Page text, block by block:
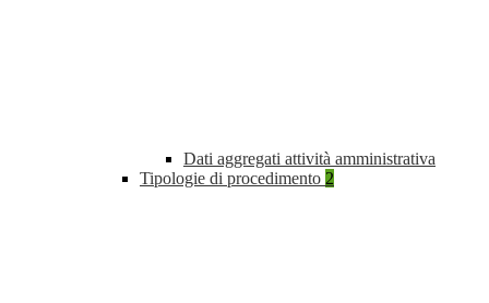
Dati aggregati attività amministrativa
Tipologie di procedimento 2